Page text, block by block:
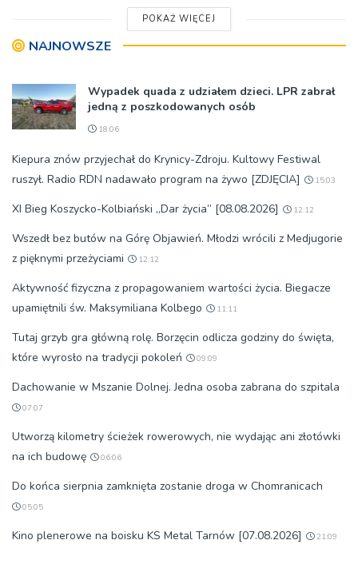
POKAŻ WIĘCEJ
NAJNOWSZE
Wypadek quada z udziałem dzieci. LPR zabrał
jedną z poszkodowanych osób
18:06
Kiepura znów przyjechał do Krynicy-Zdroju. Kultowy Festiwal
ruszył. Radio RDN nadawało program na żywo [ZDJĘCIA]
15:03
XI Bieg Koszycko-Kolbiański „Dar życia” [08.08.2026] 12:12
Wszedł bez butów na Górę Objawień. Młodzi wrócili z Medjugorie
z pięknymi przeżyciami
12:12
Aktywność fizyczna z propagowaniem wartości życia. Biegacze
upamiętnili św. Maksymiliana Kolbego
11:11
Tutaj grzyb gra główną rolę. Borzęcin odlicza godziny do święta,
które wyrosło na tradycji pokoleń
09:09
Dachowanie w Mszanie Dolnej. Jedna osoba zabrana do szpitala
07:07
Utworzą kilometry ścieżek rowerowych, nie wydając ani złotówki
na ich budowę
06:06
Do końca sierpnia zamknięta zostanie droga w Chomranicach
05:05
Kino plenerowe na boisku KS Metal Tarnów [07.08.2026] 21:09